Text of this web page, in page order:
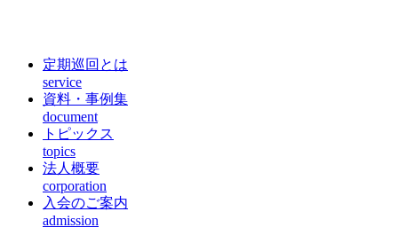
定期巡回とは
service
資料・事例集
document
トピックス
topics
法人概要
corporation
入会のご案内
admission